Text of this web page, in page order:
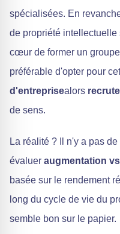
spécialisées. En
de propriété
cœur de former un
préférable d'opter pour
d'entreprisealors
de sens.
La réalité ? Il n'y a pas
évaluer augmentation vs
basée sur le rendement
long du cycle de vie du
semble bon sur le papier.